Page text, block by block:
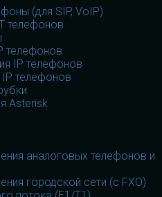
(для SIP, VoIP)
телефонов
телефонов
IP телефонов
IP телефонов
Asterisk
аналоговых телефонов и
городской сети (с FXO)